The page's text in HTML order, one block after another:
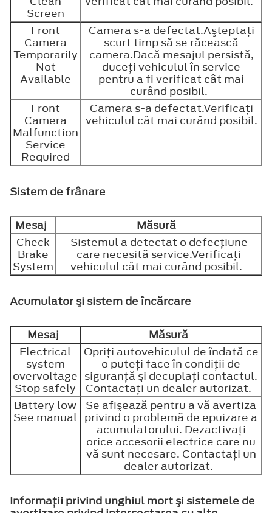
Screen
Front
Camera
Temporarily
Not
Available
Camera s-a defectat.Aşteptaţi
scurt timp să se răcească
camera.Dacă mesajul persistă,
duceţi vehiculul în service
pentru a fi verificat cât mai
curând posibil.
Front
Camera
Malfunction
Service
Required
Camera s-a defectat.Verificaţi
vehiculul cât mai curând posibil.
Sistem de frânare
Mesaj
Măsură
Check
Brake
System
Sistemul a detectat o defecţiune
care necesită service.Verificaţi
vehiculul cât mai curând posibil.
Acumulator şi sistem de încărcare
Mesaj
Măsură
Electrical
system
overvoltage
Stop safely
Opriţi autovehiculul de îndată ce
o puteţi face în condiţii de
siguranţă şi decuplaţi contactul.
Contactaţi un dealer autorizat.
Battery low
See manual
Se afişează pentru a vă avertiza
privind o problemă de epuizare a
acumulatorului. Dezactivaţi
orice accesorii electrice care nu
vă sunt necesare. Contactaţi un
dealer autorizat.
Informaţii privind unghiul mort şi sistemele de